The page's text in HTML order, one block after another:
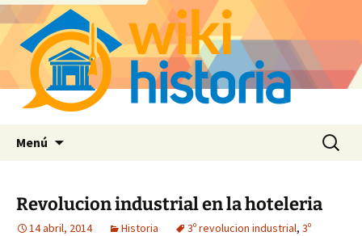
Menú Buscar:
Revolucion industrial en la hoteleria
14 abril, 2014 Historia 3º revolucion industrial, 3º